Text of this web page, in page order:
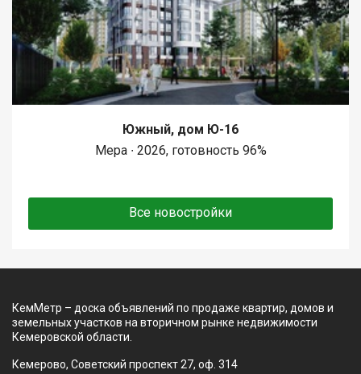
Южный, дом Ю-16
Мера ∙ 2026, готовность 96%
Все новостройки
КемМетр – доска объявлений по продаже квартир, домов и
земельных участков на вторичном рынке недвижимости
Кемеровской области.
Кемерово, Советский проспект 27, оф. 314